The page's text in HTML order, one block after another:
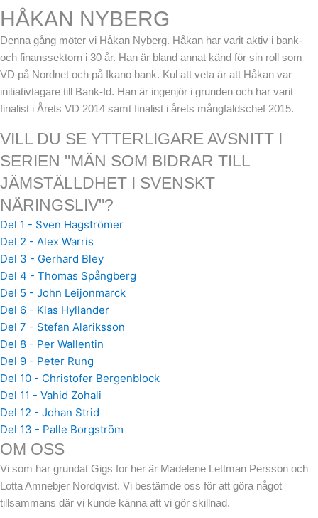
HÅKAN NYBERG
Denna gång möter vi Håkan Nyberg. Håkan har varit aktiv i bank-
och finanssektorn i 30 år. Han är bland annat känd för sin roll som
VD på Nordnet och på Ikano bank. Kul att veta är att Håkan var
initiativtagare till Bank-Id. Han är ingenjör i grunden och har varit
finalist i Årets VD 2014 samt finalist i årets mångfaldschef 2015.
VILL DU SE YTTERLIGARE AVSNITT I
SERIEN "MÄN SOM BIDRAR TILL
JÄMSTÄLLDHET I SVENSKT
NÄRINGSLIV"?
Del 1 - Sven Hagströmer
Del 2 - Alex Warris
Del 3 - Gerhard Bley
Del 4 - Thomas Spångberg
Del 5 - John Leijonmarck
Del 6 - Klas Hyllander
Del 7 - Stefan Alariksson
Del 8 - Per Wallentin
Del 9 - Peter Rung
Del 10 - Christofer Bergenblock
Del 11 - Vahid Zohali
Del 12 - Johan Strid
Del 13 - Palle Borgström
OM OSS
Vi som har grundat Gigs for her är Madelene Lettman Persson och
Lotta Amnebjer Nordqvist. Vi bestämde oss för att göra något
tillsammans där vi kunde känna att vi gör skillnad.